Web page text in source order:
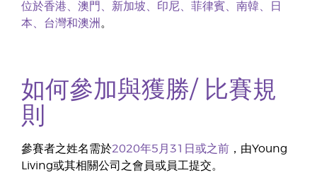
位於香港、澳門、新加坡、印尼、菲律賓、南韓、日
本、台灣和澳洲 。
如何參加與獲勝/ 比賽規
則
參賽者之姓名需於2020年5月31日或之前 ，由Young
Living或其相關公司之會員或員工提交。